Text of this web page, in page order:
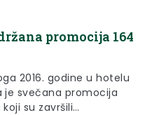
promocija 164
2016. godine u hotelu
je svečana promocija
su završili